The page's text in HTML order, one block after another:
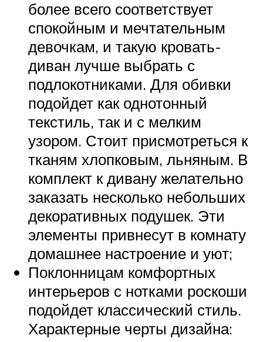
более всего соответствует
спокойным и мечтательным
девочкам, и такую кровать-
диван лучше выбрать с
подлокотниками. Для обивки
подойдет как однотонный
текстиль, так и с мелким
узором. Стоит присмотреться к
тканям хлопковым, льняным. В
комплект к дивану желательно
заказать несколько небольших
декоративных подушек. Эти
элементы привнесут в комнату
домашнее настроение и уют;
Поклонницам комфортных
интерьеров с нотками роскоши
подойдет классический стиль.
Характерные черты дизайна: